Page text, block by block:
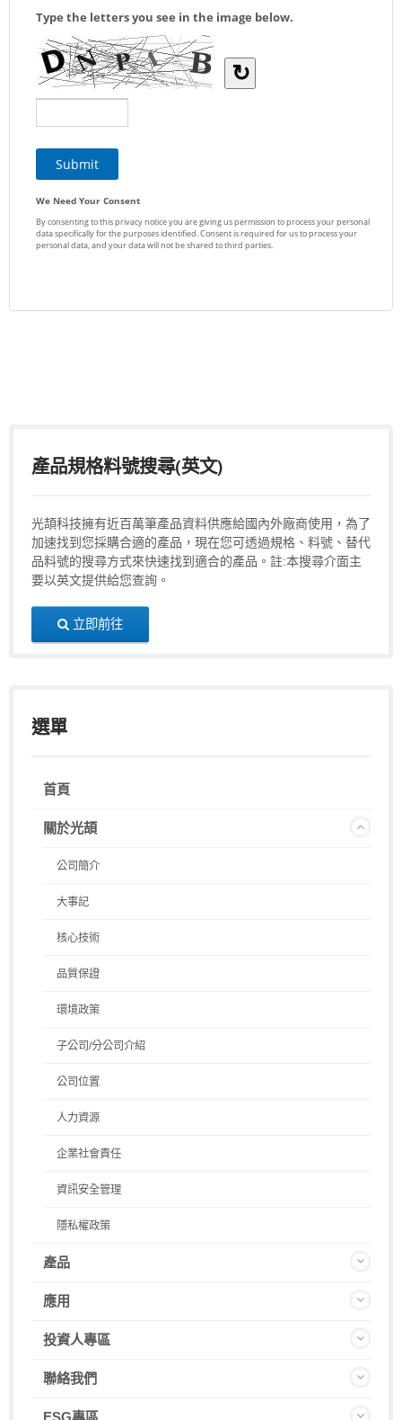
產品規格料號搜尋(英文)
光頡科技擁有近百萬筆產品資料供應給國內外廠商使用，為了
加速找到您採購合適的產品，現在您可透過規格、料號、替代
品料號的搜尋方式來快速找到適合的產品。註:本搜尋介面主
要以英文提供給您查詢。
立即前往
選單
首頁
關於光頡
公司簡介
大事記
核心技術
品質保證
環境政策
子公司/分公司介紹
公司位置
人力資源
企業社會責任
資訊安全管理
隱私權政策
產品
應用
投資人專區
聯絡我們
ESG專區